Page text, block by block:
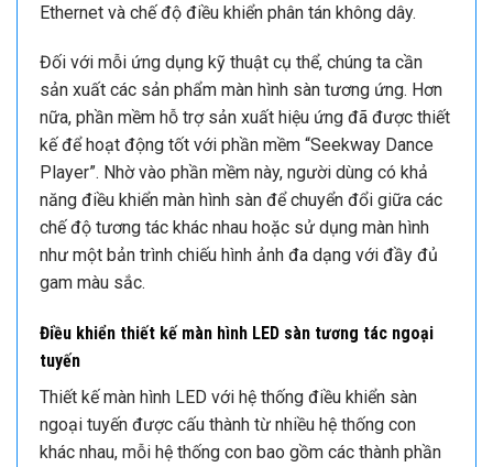
Ethernet và chế độ điều khiển phân tán không dây.
Đối với mỗi ứng dụng kỹ thuật cụ thể, chúng ta cần
sản xuất các sản phẩm màn hình sàn tương ứng. Hơn
nữa, phần mềm hỗ trợ sản xuất hiệu ứng đã được thiết
kế để hoạt động tốt với phần mềm “Seekway Dance
Player”. Nhờ vào phần mềm này, người dùng có khả
năng điều khiển màn hình sàn để chuyển đổi giữa các
chế độ tương tác khác nhau hoặc sử dụng màn hình
như một bản trình chiếu hình ảnh đa dạng với đầy đủ
gam màu sắc.
Điều khiển thiết kế màn hình LED sàn tương tác ngoại
tuyến
Thiết kế màn hình LED với hệ thống điều khiển sàn
ngoại tuyến được cấu thành từ nhiều hệ thống con
khác nhau, mỗi hệ thống con bao gồm các thành phần